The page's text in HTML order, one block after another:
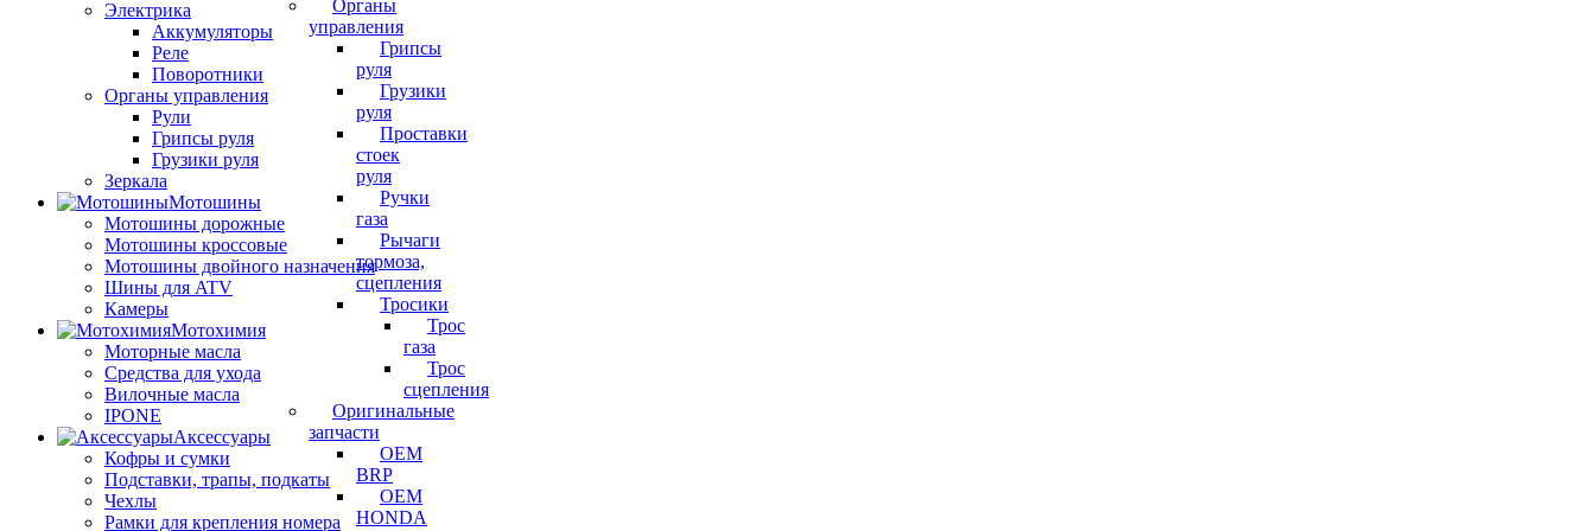
Органы
управления
Грипсы
руля
Грузики
руля
Проставки
стоек
руля
Ручки
газа
Рычаги
тормоза,
сцепления
Тросики
Трос
газа
Трос
сцепления
Оригинальные
запчасти
OEM
BRP
OEM
HONDA
Электрика
Аккумуляторы
Реле
Поворотники
Органы управления
Рули
Грипсы руля
Грузики руля
Зеркала
Мотошины
Мотошины дорожные
Мотошины кроссовые
Мотошины двойного назначения
Шины для ATV
Камеры
Мотохимия
Моторные масла
Средства для ухода
Вилочные масла
IPONE
Аксессуары
Кофры и сумки
Подставки, трапы, подкаты
Чехлы
Рамки для крепления номера